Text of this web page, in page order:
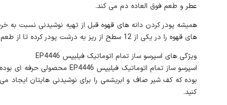
عطر و طعم فوق العاده دم می کند.
همیشه پودر کردن دانه های قهوه قبل از تهیه نوشیدنی نسبت به
های قهوه را در یکی از 12 سطح از ریز به درشت پودر کرده تا از طعم تازه و طبیعی نوشیدنی لذت ببرید.
ویژگی های اسپرسو ساز تمام اتوماتیک فیلیپس EP4446
بوده که کف شیر صاف و ابریشمی را برای نوشیدنی هایتان ایجاد
کنید.